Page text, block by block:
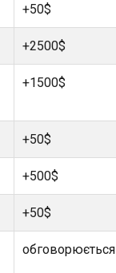
+50$
+2500$
+1500$
+50$
+500$
+50$
обговорюється